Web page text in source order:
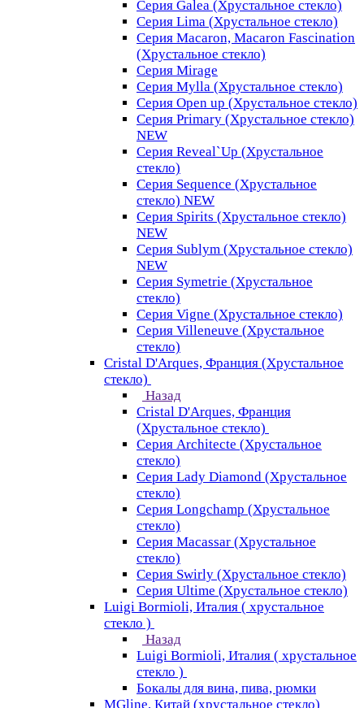
Серия Galea (Хрустальное стекло)
Серия Lima (Хрустальное стекло)
Серия Macaron, Macaron Fascination
(Хрустальное стекло)
Серия Mirage
Серия Mylla (Хрустальное стекло)
Серия Open up (Хрустальное стекло)
Серия Primary (Хрустальное стекло)
NEW
Серия Reveal`Up (Хрустальное
стекло)
Серия Sequence (Хрустальное
стекло) NEW
Серия Spirits (Хрустальное стекло)
NEW
Серия Sublym (Хрустальное стекло)
NEW
Серия Symetrie (Хрустальное
стекло)
Серия Vigne (Хрустальное стекло)
Серия Villeneuve (Хрустальное
стекло)
Cristal D'Arques, Франция (Хрустальное
стекло)
Назад
Cristal D'Arques, Франция
(Хрустальное стекло)
Серия Architecte (Хрустальное
стекло)
Серия Lady Diamond (Хрустальное
стекло)
Серия Longchamp (Хрустальное
стекло)
Серия Macassar (Хрустальное
стекло)
Серия Swirly (Хрустальное стекло)
Серия Ultime (Хрустальное стекло)
Luigi Bormioli, Италия ( хрустальное
стекло )
Назад
Luigi Bormioli, Италия ( хрустальное
стекло )
Бокалы для вина, пива, рюмки
MGline, Китай (хрустальное стекло)